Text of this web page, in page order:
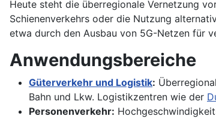
Heute steht die überregionale Vernetzung
Schienenverkehrs oder die Nutzung
etwa durch den Ausbau von 5G-Netzen für
Anwendungsbereiche
Güterverkehr und Logistik:
Bahn und Lkw. Logistikzentren wie der
Personenverkehr: